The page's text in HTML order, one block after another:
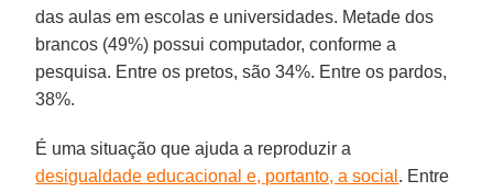
das aulas em escolas e universidades. Metade dos
brancos (49%) possui computador, conforme a
pesquisa. Entre os pretos, são 34%. Entre os pardos,
38%.
É uma situação que ajuda a reproduzir a
desigualdade educacional e, portanto, a social . Entre